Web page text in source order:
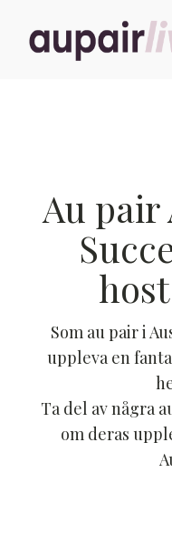
Au
Som au pair i
uppleva en
Ta del av några
om deras